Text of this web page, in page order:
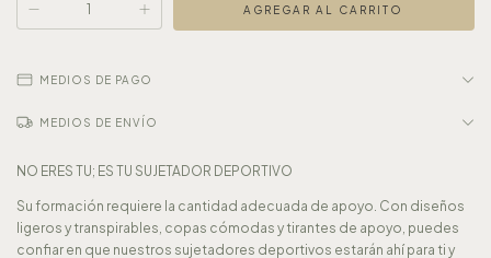
MEDIOS DE PAGO
MEDIOS DE ENVÍO
NO ERES TU; ES TU SUJETADOR DEPORTIVO
Su formación requiere la cantidad adecuada de apoyo. Con diseños
ligeros y transpirables, copas cómodas y tirantes de apoyo, puedes
confiar en que nuestros sujetadores deportivos estarán ahí para ti y